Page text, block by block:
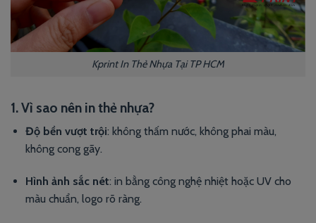
Kprint In Thẻ Nhựa Tại TP HCM
1. Vì sao nên in thẻ nhựa?
Độ bền vượt trội: không thấm nước, không phai màu,
không cong gãy.
Hình ảnh sắc nét: in bằng công nghệ nhiệt hoặc UV cho
màu chuẩn, logo rõ ràng.